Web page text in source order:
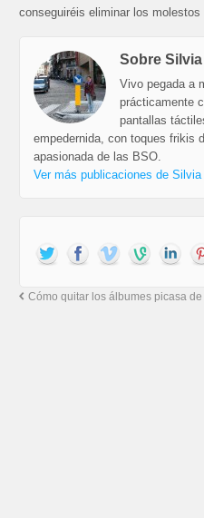
conseguiréis eliminar los
Sobre
Vivo pegada a
prácticamente
pantallas
empedernida, con toques frikis
apasionada de las BSO.
Ver más publicaciones de Silvia
Cómo quitar los álbumes picasa